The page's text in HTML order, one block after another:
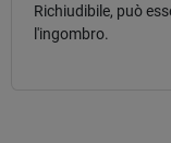
Richiudibile, può
l'ingombro.